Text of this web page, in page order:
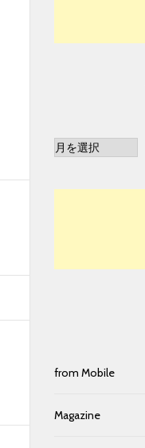
ア
from Mobile
Magazine